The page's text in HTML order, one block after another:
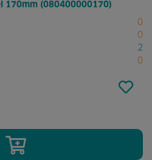
170mm (080400000170)
0
0
2
0